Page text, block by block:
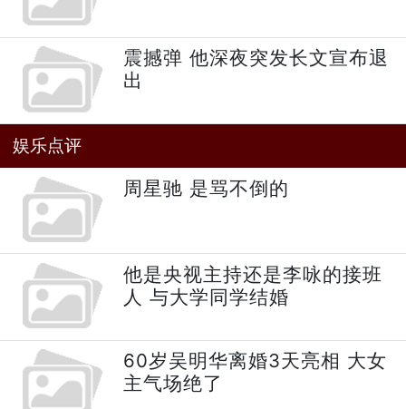
震撼弹 他深夜突发长文宣布退
出
娱乐点评
周星驰 是骂不倒的
他是央视主持还是李咏的接班
人 与大学同学结婚
60岁吴明华离婚3天亮相 大女
主气场绝了